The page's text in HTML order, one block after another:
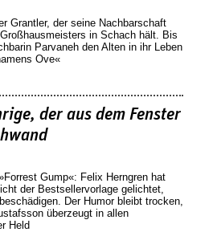
Grantler, der seine Nachbarschaft
in Schach hält. Bis
Parvaneh den Alten in ihr Leben
Ove«
der aus dem Fenster
Gump«: Felix Herngren hat
der Bestsellervorlage gelichtet,
Der Humor bleibt trocken,
überzeugt in allen
Held